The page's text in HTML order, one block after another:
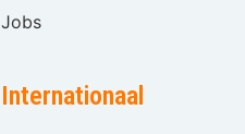
Jobs
Internationaal